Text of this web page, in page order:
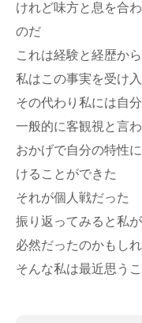
けれど味方と息を合
のだ
これは経験と経歴か
私はこの事実を受け
その代わり私には自
一般的に客観視と言
おかげで自分の特性
けることができた
それが個人戦だった
振り返ってみると私
必然だったのかもし
そんな私は最近思う